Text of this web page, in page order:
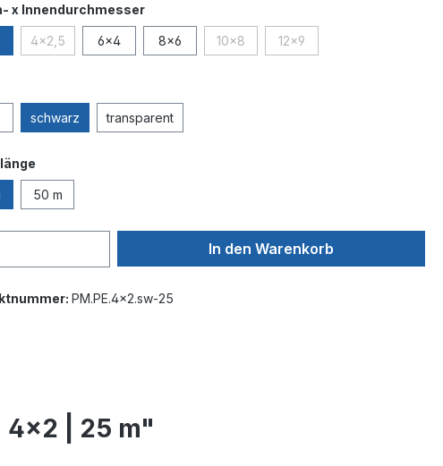
x Innendurchmesserauswählen
4x2,5(Diese Option ist zurzeit nicht verfügbar.)
6x4 8x6 10x8(Diese Option ist zurzeit nicht
12x9(Diese Option ist zurzeit
schwarz transparent
50 m
In den Warenkorb
PM.PE.4x2.sw-25
4x2 | 25 m"